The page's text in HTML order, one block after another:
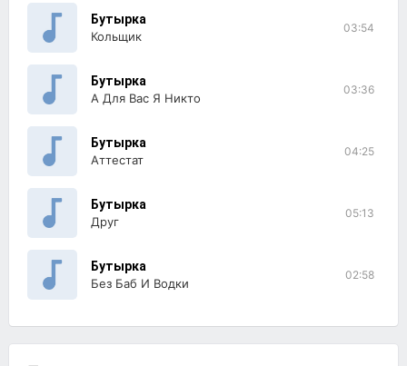
Бутырка
Кольщик
03:54
Бутырка
А Для Вас Я Никто
03:36
Бутырка
Аттестат
04:25
Бутырка
Друг
05:13
Бутырка
Без Баб И Водки
02:58